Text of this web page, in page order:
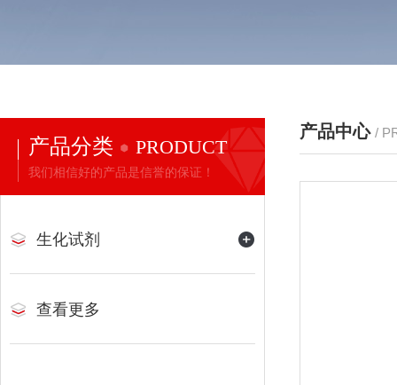
产品分类 PRODUCT
我们相信好的产品是信誉的保证！
生化试剂
查看更多
产品中心 /